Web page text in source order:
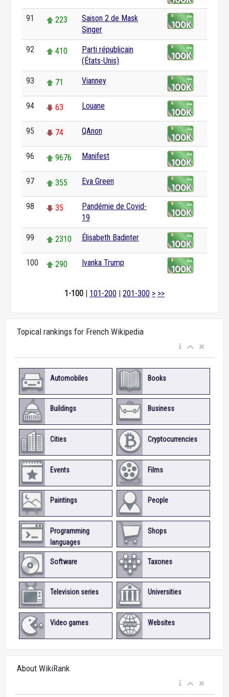
91 223
Saison 2 de Mask
Singer
92 410
Parti républicain
(États-Unis)
93 71 Vianney
94 63 Louane
95 74 QAnon
96 9676 Manifest
97 355 Eva Green
98 35
Pandémie de Covid-
19
99 2310 Élisabeth Badinter
100 290 Ivanka Trump
1-100 | 101-200 | 201-300 > >>
Topical rankings for French Wikipedia
Automobiles Books
Buildings Business
Cities Cryptocurrencies
Events Films
Paintings People
Programming
languages
Shops
Software Taxones
Television series Universities
Video games Websites
About WikiRank